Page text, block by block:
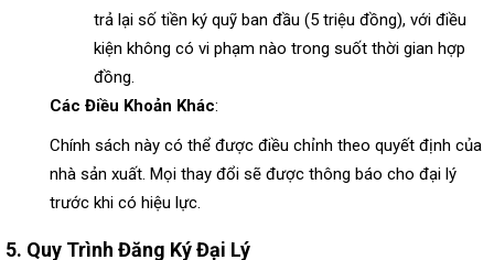
trả lại số tiền ký quỹ ban đầu (5 triệu đồng), với điều
kiện không có vi phạm nào trong suốt thời gian hợp
đồng.
Các Điều Khoản Khác:
Chính sách này có thể được điều chỉnh theo quyết định của
nhà sản xuất. Mọi thay đổi sẽ được thông báo cho đại lý
trước khi có hiệu lực.
5. Quy Trình Đăng Ký Đại Lý